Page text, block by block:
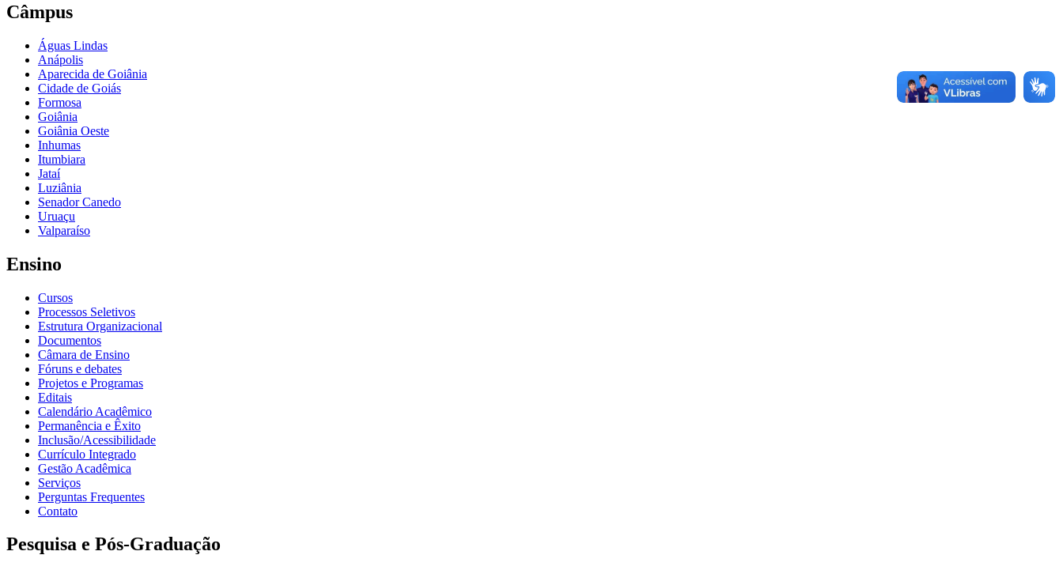
Câmpus
Águas Lindas
Anápolis
Aparecida de Goiânia
Cidade de Goiás
Formosa
Goiânia
Goiânia Oeste
Inhumas
Itumbiara
Jataí
Luziânia
Senador Canedo
Uruaçu
Valparaíso
Ensino
Cursos
Processos Seletivos
Estrutura Organizacional
Documentos
Câmara de Ensino
Fóruns e debates
Projetos e Programas
Editais
Calendário Acadêmico
Permanência e Êxito
Inclusão/Acessibilidade
Currículo Integrado
Gestão Acadêmica
Serviços
Perguntas Frequentes
Contato
Pesquisa e Pós-Graduação